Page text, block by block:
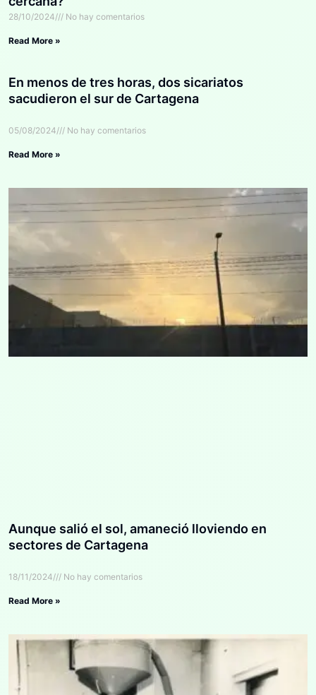
28/10/2024 No hay comentarios
Read More »
En menos de tres horas, dos sicariatos
sacudieron el sur de Cartagena
05/08/2024 No hay comentarios
Read More »
Aunque salió el sol, amaneció lloviendo en
sectores de Cartagena
18/11/2024 No hay comentarios
Read More »